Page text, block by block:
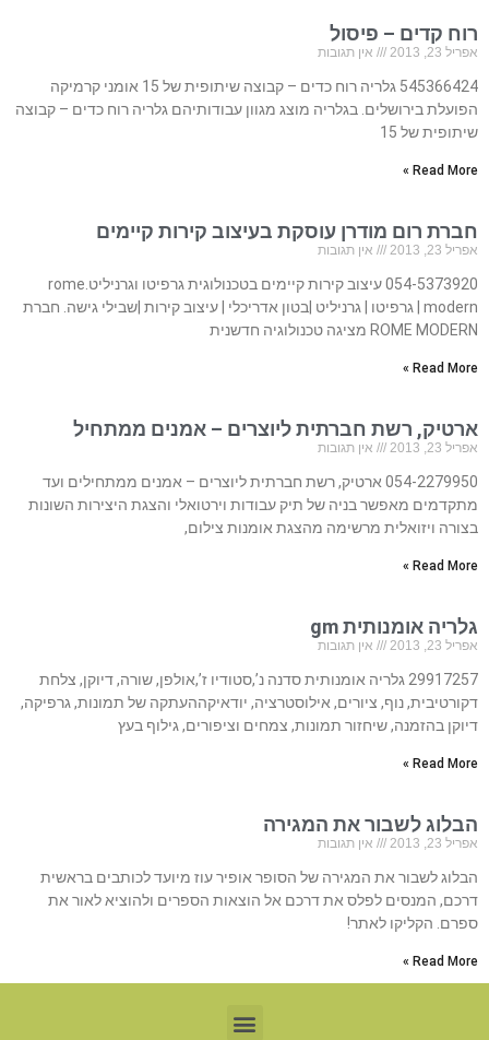
רוח קדים – פיסול
אפריל 23, 2013 אין תגובות
545366424 גלריה רוח כדים – קבוצה שיתופית של 15 אומני קרמיקה
הפועלת בירושלים. בגלריה מוצג מגוון עבודותיהם גלריה רוח כדים – קבוצה
שיתופית של 15
Read More »
חברת רום מודרן עוסקת בעיצוב קירות קיימים
אפריל 23, 2013 אין תגובות
054-5373920 עיצוב קירות קיימים בטכנולוגית גרפיטו וגרניליט.rome
modern | גרפיטו | גרניליט |בטון אדריכלי | עיצוב קירות |שבילי גישה. חברת
ROME MODERN מציגה טכנולוגיה חדשנית
Read More »
ארטיק, רשת חברתית ליוצרים – אמנים ממתחיל
אפריל 23, 2013 אין תגובות
054-2279950 ארטיק, רשת חברתית ליוצרים – אמנים ממתחילים ועד
מתקדמים מאפשר בניה של תיק עבודות וירטואלי והצגת היצירות השונות
בצורה ויזואלית מרשימה מהצגת אומנות צילום,
Read More »
גלריה אומנותית gm
אפריל 23, 2013 אין תגובות
29917257 גלריה אומנותית סדנה נ’,סטודיו ז’,אולפן, שורה, דיוקן, צלחת
דקורטיבית, נוף, ציורים, אילוסטרציה, יודאיקההעתקה של תמונות, גרפיקה,
דיוקן בהזמנה, שיחזור תמונות, צמחים וציפורים, גילוף בעץ
Read More »
הבלוג לשבור את המגירה
אפריל 23, 2013 אין תגובות
הבלוג לשבור את המגירה של הסופר אופיר עוז מיועד לכותבים בראשית
דרכם, המנסים לפלס את דרכם אל הוצאות הספרים ולהוציא לאור את
ספרם. הקליקו לאתר!
Read More »